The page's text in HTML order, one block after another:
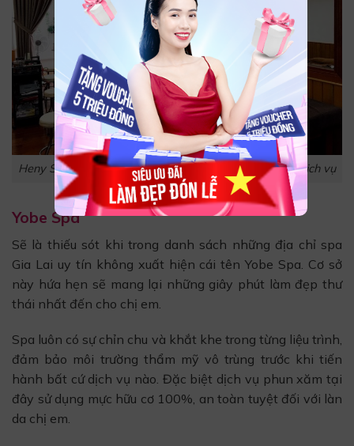
Heny Spa không ngừng nỗ lực để cải thiện chất lượng dịch vụ
Yobe Spa
Sẽ là thiếu sót khi trong danh sách những địa chỉ spa
Gia Lai uy tín không xuất hiện cái tên Yobe Spa. Cơ sở
này hứa hẹn sẽ mang lại những giây phút làm đẹp thư
thái nhất đến cho chị em.
Spa luôn có sự chỉn chu và khắt khe trong từng liệu trình,
đảm bảo môi trường thẩm mỹ vô trùng trước khi tiến
hành bất cứ dịch vụ nào. Đặc biệt dịch vụ phun xăm tại
đây sử dụng mực hữu cơ 100%, an toàn tuyệt đối với làn
da chị em.